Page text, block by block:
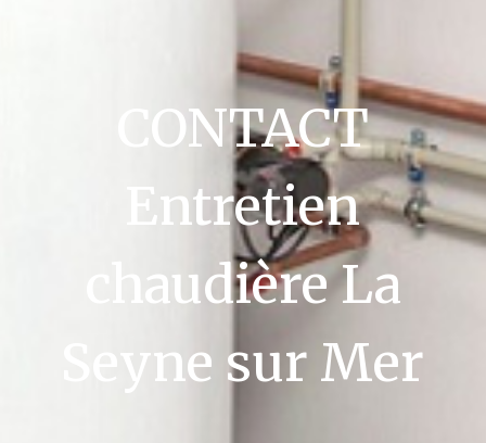
CONTACT
Entretien
chaudière La
Seyne sur Mer